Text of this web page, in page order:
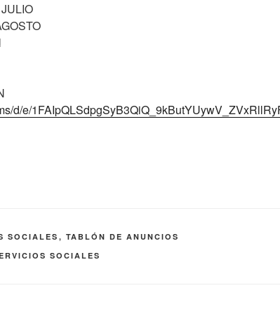
d/e/
SOCIALES, TABLÓN DE ANUNCIOS
SOCIALES